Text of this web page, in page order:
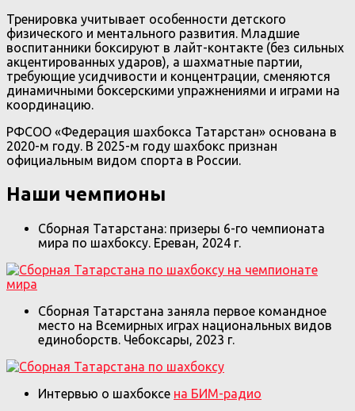
Тренировка учитывает особенности детского
физического и ментального развития. Младшие
воспитанники боксируют в лайт-контакте (без сильных
акцентированных ударов), а шахматные партии,
требующие усидчивости и концентрации, сменяются
динамичными боксерскими упражнениями и играми на
координацию.
РФСОО «Федерация шахбокса Татарстан» основана в
2020-м году. В 2025-м году шахбокс признан
официальным видом спорта в России.
Наши чемпионы
Сборная Татарстана: призеры 6-го чемпионата
мира по шахбоксу. Ереван, 2024 г.
Сборная Татарстана заняла первое командное
место на Всемирных играх национальных видов
единоборств. Чебоксары, 2023 г.
Интервью о шахбоксе на БИМ-радио